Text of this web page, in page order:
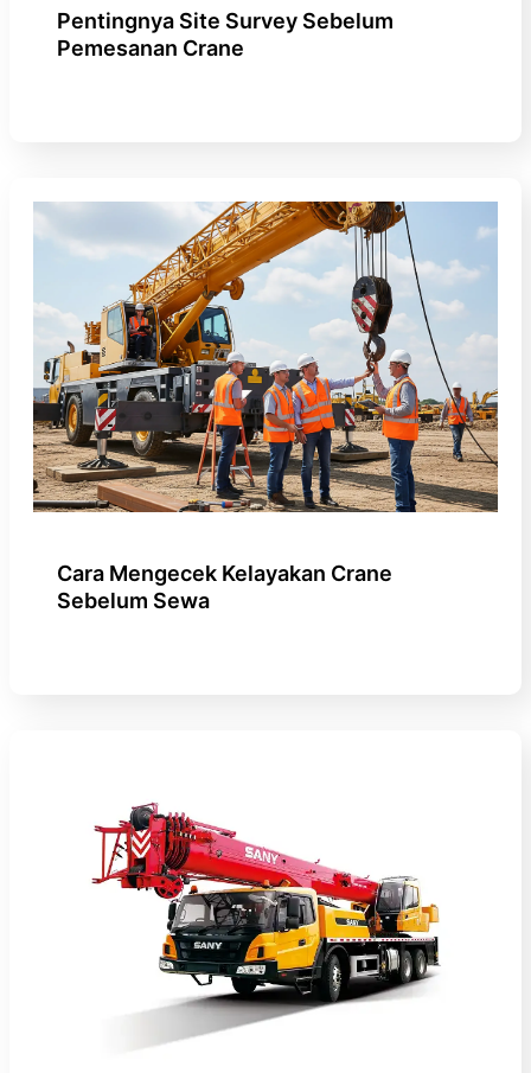
Pentingnya Site Survey Sebelum
Pemesanan Crane
Cara Mengecek Kelayakan Crane
Sebelum Sewa